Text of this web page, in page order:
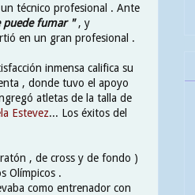
técnico profesional . Ante
puede fumar ", y
en un gran profesional .
inmensa califica su
, donde tuvo el apoyo
atletas de la talla de
Estevez... Los éxitos del
, de cross y de fondo )
Olímpicos .
como entrenador con